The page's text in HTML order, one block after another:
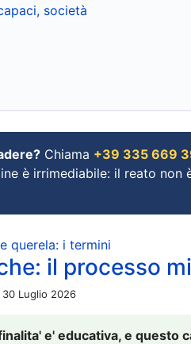
società
Chiama +39 335 669
è irrimediabile: il reato non
querela: i termini
il processo
30 Luglio 2026
e' educativa, e questo